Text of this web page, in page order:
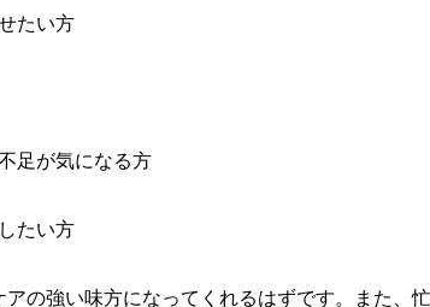
たい方
足が気になる方
たい方
の強い味方になってくれるはずです。また、